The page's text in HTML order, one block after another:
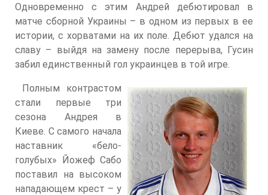
Одновременно с этим Андрей дебютировал в
матче сборной Украины – в одном из первых в ее
истории, с хорватами на их поле. Дебют удался на
славу – выйдя на замену после перерыва, Гусин
забил единственный гол украинцев в той игре.
Полным контрастом
стали первые три
сезона Андрея в
Киеве. С самого начала
наставник «бело-
голубых» Йожеф Сабо
поставил на высоком
нападающем крест – у